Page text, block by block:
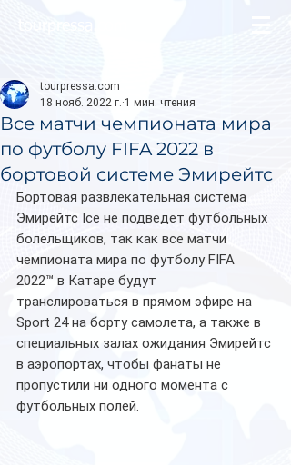
Все матчи чемпионата мира
по футболу FIFA 2022 в
бортовой системе Эмирейтс
tourpressa.com
18 нояб. 2022 г. 1 мин. чтения
Бортовая развлекательная система
Эмирейтс Ice не подведет футбольных
болельщиков, так как все матчи
чемпионата мира по футболу FIFA
2022™ в Катаре будут
транслироваться в прямом эфире на
Sport 24 на борту самолета, а также в
специальных залах ожидания Эмирейтс
в аэропортах, чтобы фанаты не
пропустили ни одного момента с
футбольных полей.